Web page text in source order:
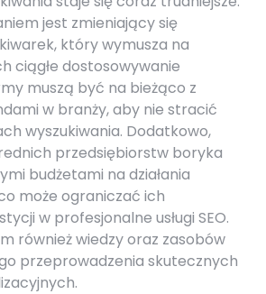
jest zmieniający się
który wymusza na
ciągłe dostosowywanie
muszą być na bieżąco z
w branży, aby nie stracić
wyszukiwania. Dodatkowo,
przedsiębiorstw boryka
budżetami na działania
może ograniczać ich
w profesjonalne usługi SEO.
również wiedzy oraz zasobów
przeprowadzenia skutecznych